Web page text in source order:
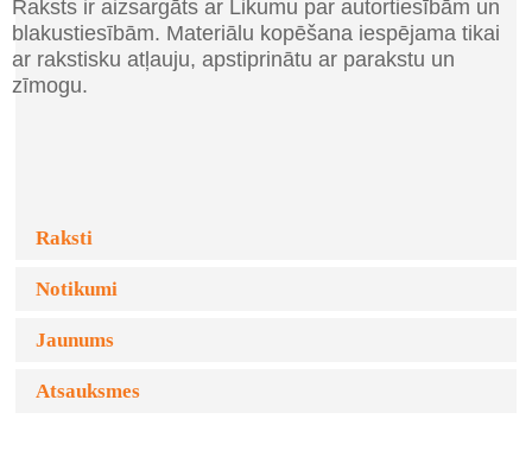
Raksts ir aizsargāts ar Likumu par autortiesībām un
blakustiesībām. Materiālu kopēšana iespējama tikai
ar rakstisku atļauju, apstiprinātu ar parakstu un
zīmogu.
Raksti
Notikumi
Jaunums
Atsauksmes